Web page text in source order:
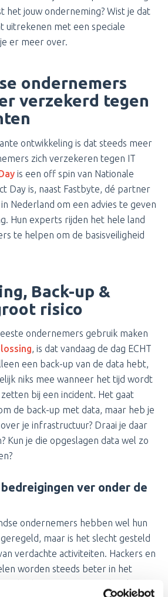
het jouw onderneming? Wist je dat
uitrekenen met een speciale
er meer over.
ondernemers
verzekerd tegen
ontwikkeling is dat steeds meer
zich verzekeren tegen IT
is een off spin van Nationale
Day is, naast Fastbyte, dé partner
Nederland om een advies te geven
Hun experts rijden het hele land
te helpen om de basisveiligheid
Back-up &
risico
ondernemers gebruik maken
, is dat vandaag de dag ECHT
een back-up van de data hebt,
niks mee wanneer het tijd wordt
bij een incident. Het gaat
de back-up met data, maar heb je
je infrastructuur? Draai je daar
Kun je die opgeslagen data wel zo
ver onder de
ondernemers hebben wel hun
geregeld, maar is het slecht gesteld
verdachte activiteiten. Hackers en
worden steeds beter in het